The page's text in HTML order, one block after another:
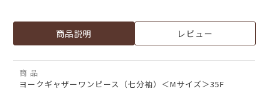
商品説明 レビュー
商 品
ヨークギャザーワンピース（七分袖）＜Mサイズ＞35F